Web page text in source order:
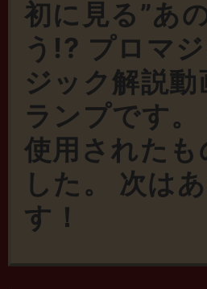
初に見る”あ
う!? プロマ
ジック解説
ランプです
使用された
した。 次は
す！